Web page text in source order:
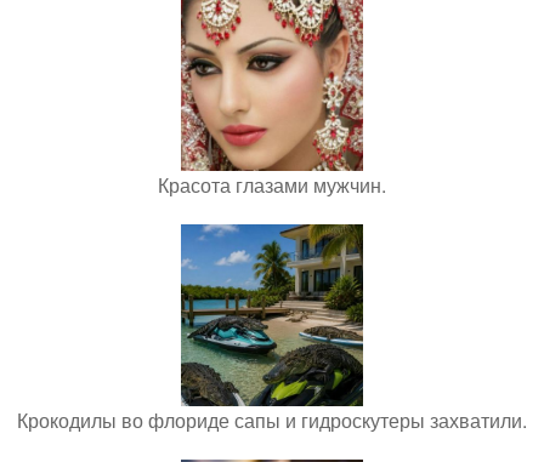
Красота глазами мужчин.
Крокодилы во флориде сапы и гидроскутеры захватили.